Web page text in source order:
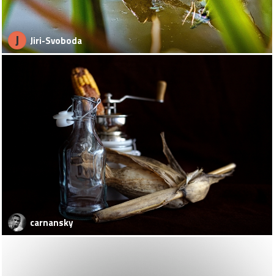
J Jiri-Svoboda
carnansky